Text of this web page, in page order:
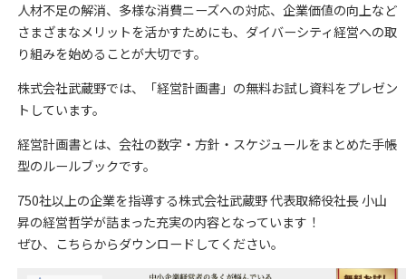
人材不足の解消、多様な消費ニーズへの対応、企業価値の向上など
さまざまなメリットを活かすためにも、ダイバーシティ経営への取
り組みを始めることが大切です。
株式会社武蔵野では、「経営計画書」の無料お試し資料をプレゼン
トしています。
経営計画書とは、会社の数字・方針・スケジュールをまとめた手帳
型のルールブックです。
750社以上の企業を指導する株式会社武蔵野 代表取締役社長 小山
昇の経営哲学が詰まった充実の内容となっています！
ぜひ、こちらからダウンロードしてください。